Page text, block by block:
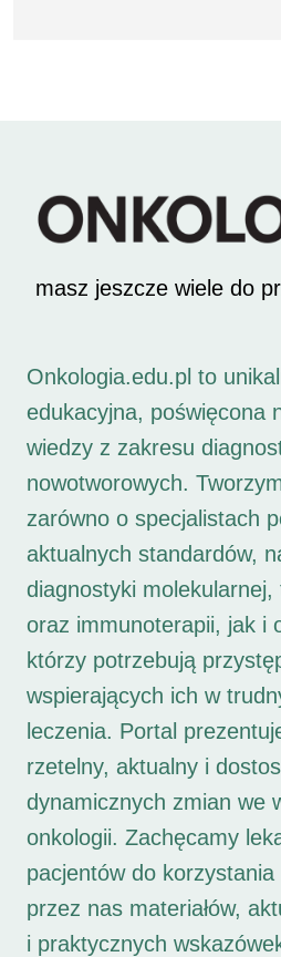
masz jeszcze wiele do
Onkologia.edu.pl to
edukacyjna, poświęcona
wiedzy z zakresu
nowotworowych.
zarówno o specjalistach
aktualnych standardów,
diagnostyki
oraz immunoterapii, jak i
którzy potrzebują
wspierających ich w
leczenia. Portal
rzetelny, aktualny i
dynamicznych zmian we
onkologii. Zachęcamy
pacjentów do
przez nas materiałów,
i praktycznych